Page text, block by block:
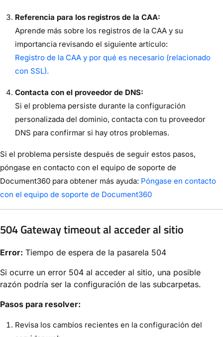
Referencia para los registros de la CAA:
Aprende más sobre los registros de la CAA y su
importancia revisando el siguiente artículo:
Registro de la CAA y por qué es necesario (relacionado
con SSL).
Contacta con el proveedor de DNS:
Si el problema persiste durante la configuración
personalizada del dominio, contacta con tu proveedor
DNS para confirmar si hay otros problemas.
Si el problema persiste después de seguir estos pasos,
póngase en contacto con el equipo de soporte de
Document360 para obtener más ayuda: Póngase en contacto
con el equipo de soporte de Document360
504 Gateway timeout al acceder al sitio
Error: Tiempo de espera de la pasarela 504
Si ocurre un error 504 al acceder al sitio, una posible
razón podría ser la configuración de las subcarpetas.
Pasos para resolver:
Revisa los cambios recientes en la configuración del